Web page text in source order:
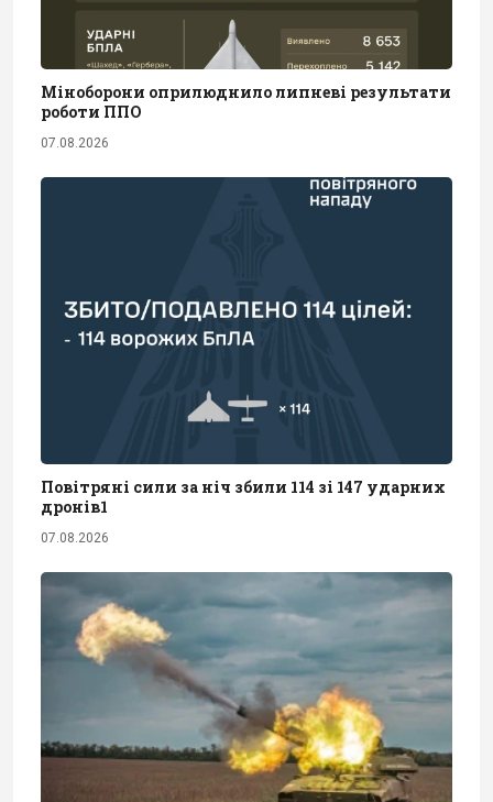
Міноборони оприлюднило липневі результати
роботи ППО
07.08.2026
Повітряні сили за ніч збили 114 зі 147 ударних
дронів1
07.08.2026